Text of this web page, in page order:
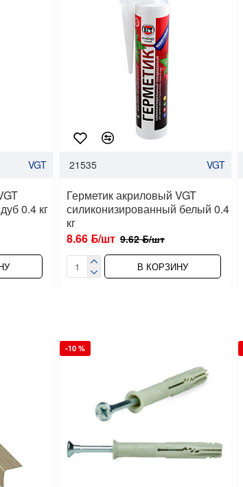
VGT
0.4 кг
21535 VGT
Герметик акриловый VGT
силиконизированный белый 0.4
кг
8.66 ƃ/шт 9.62 ƃ/шт
В КОРЗИНУ
-10 %